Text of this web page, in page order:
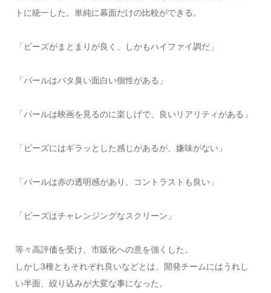
トに統一した。単純に幕面だけの比較ができる。
「ビーズがまとまりが良く、しかもハイファイ調だ」
「パールはバタ臭い面白い個性がある」
「パールは映画を見るのに楽しげで、良いリアリティがある」
「ビーズにはギラッとした感じがあるが、嫌味がない」
「パールは赤の透明感があり、コントラストも良い」
「ビーズはチャレンジングなスクリーン」
等々高評価を受け、市販化への意を強くした。
しかし3種ともそれぞれ良いなどとは、開発チームにはうれし
い半面、絞り込みが大変な事になった。